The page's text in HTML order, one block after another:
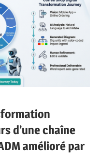
d’une chaîne
amélioré par